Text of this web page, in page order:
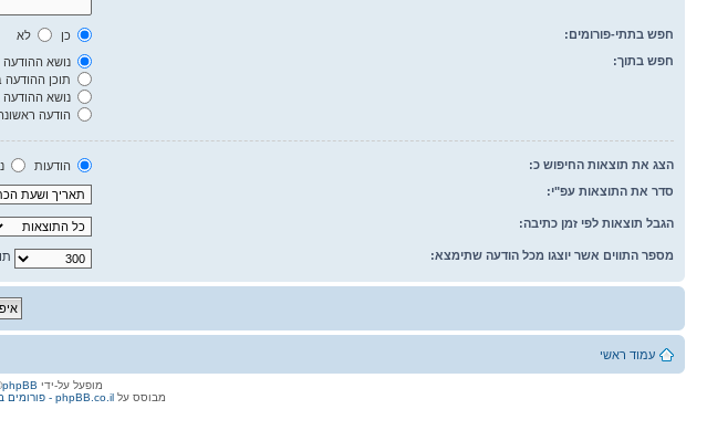
חפש בתתי-פורומים: כן
לא
חפש בתוך:
נושא ההודעה
תוכן ההודעה
נושא
הודעה
הצג את תוצאות החיפוש כ: הודעות
סדר את התוצאות עפ"י:
הגבל תוצאות לפי זמן כתיבה:
מספר התווים אשר יוצגו מכל הודעה שתימצא:
עמוד ראשי
מופעל על-ידי phpBB
Group
מבוסס עלphpBB.co.il - פורומים בעברית